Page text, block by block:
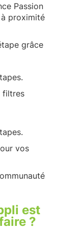
Passion
proximité
grâce
filtres
vos
est
?